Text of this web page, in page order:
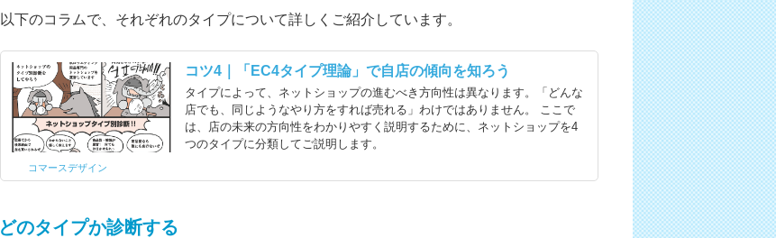
以下のコラムで、それぞれのタイプについて詳しくご紹介しています。
コツ4｜「EC4タイプ理論」で自店の傾向を知ろう
タイプによって、ネットショップの進むべき方向性は異なります。「どんな
店でも、同じようなやり方をすれば売れる」わけではありません。 ここで
は、店の未来の方向性をわかりやすく説明するために、ネットショップを4
つのタイプに分類してご説明します。
コマースデザイン
どのタイプか診断する